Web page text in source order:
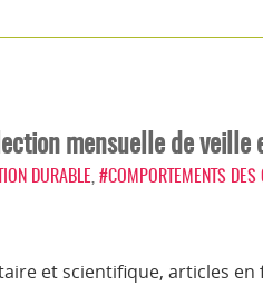
mensuelle de veille
DURABLE #COMPORTEMENTS
et scientifique, articles